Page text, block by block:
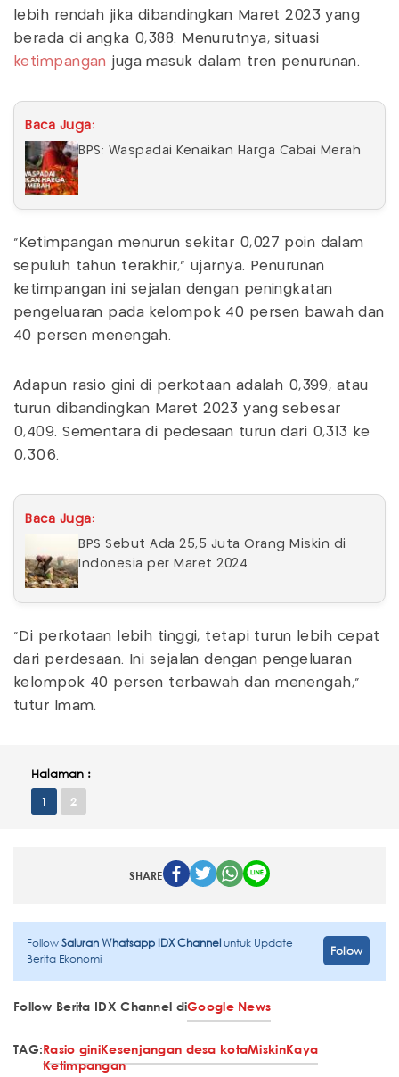
lebih rendah jika dibandingkan Maret 2023 yang
berada di angka 0,388. Menurutnya, situasi
ketimpangan juga masuk dalam tren penurunan.
Baca Juga:
BPS: Waspadai Kenaikan Harga Cabai Merah
"Ketimpangan menurun sekitar 0,027 poin dalam
sepuluh tahun terakhir," ujarnya. Penurunan
ketimpangan ini sejalan dengan peningkatan
pengeluaran pada kelompok 40 persen bawah dan
40 persen menengah.
Adapun rasio gini di perkotaan adalah 0,399, atau
turun dibandingkan Maret 2023 yang sebesar
0,409. Sementara di pedesaan turun dari 0,313 ke
0,306.
Baca Juga:
BPS Sebut Ada 25,5 Juta Orang Miskin di
Indonesia per Maret 2024
"Di perkotaan lebih tinggi, tetapi turun lebih cepat
dari perdesaan. Ini sejalan dengan pengeluaran
kelompok 40 persen terbawah dan menengah,"
tutur Imam.
Halaman :
1 2
SHARE
FollowSaluran Whatsapp IDX Channeluntuk Update
Berita Ekonomi
Follow
Follow Berita IDX Channel diGoogle News
TAG:Rasio giniKesenjangan desa kotaMiskinKaya
Ketimpangan